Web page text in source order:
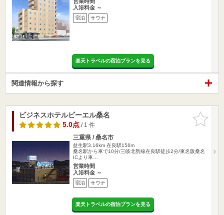
入浴料金 ～
宿泊 サウナ
楽天トラベルの宿泊プランを見る
関連情報から探す
お気に入
りに追加
ビジネスホテルビーエル桑名
5.0点/ 1 件
三重県 / 桑名市
益生駅3.16km 在良駅156m
桑名駅から車で10分/三岐北勢線在良駅徒歩2分/東名阪桑名
ICより車…
営業時間
入浴料金 ～
宿泊 サウナ
楽天トラベルの宿泊プランを見る